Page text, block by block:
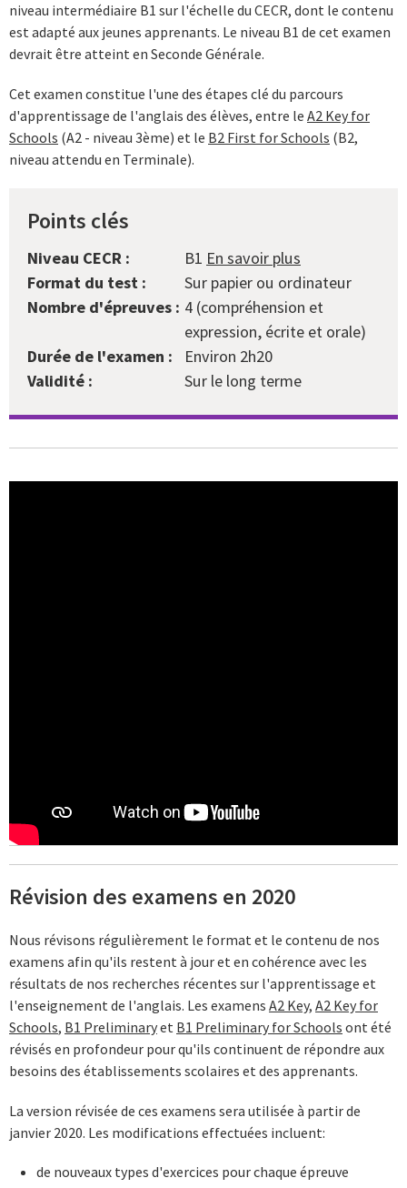
niveau intermédiaire B1 sur l'échelle du CECR, dont le contenu
est adapté aux jeunes apprenants. Le niveau B1 de cet examen
devrait être atteint en Seconde Générale.
Cet examen constitue l'une des étapes clé du parcours
d'apprentissage de l'anglais des élèves, entre le A2 Key for
Schools (A2 - niveau 3ème) et le B2 First for Schools (B2,
niveau attendu en Terminale).
Points clés
Niveau CECR : B1 En savoir plus
Format du test :
Sur papier ou ordinateur
Nombre d'épreuves : 4 (compréhension et
expression, écrite et orale)
Durée de l'examen :
Environ 2h20
Validité :
Sur le long terme
Révision des examens en 2020
Nous révisons régulièrement le format et le contenu de nos
examens afin qu'ils restent à jour et en cohérence avec les
résultats de nos recherches récentes sur l'apprentissage et
l'enseignement de l'anglais. Les examens A2 Key, A2 Key for
Schools, B1 Preliminaryet B1 Preliminary for Schools ont été
révisés en profondeur pour qu'ils continuent de répondre aux
besoins des établissements scolaires et des apprenants.
La version révisée de ces examens sera utilisée à partir de
janvier 2020. Les modifications effectuées incluent:
de nouveaux types d'exercices pour chaque épreuve